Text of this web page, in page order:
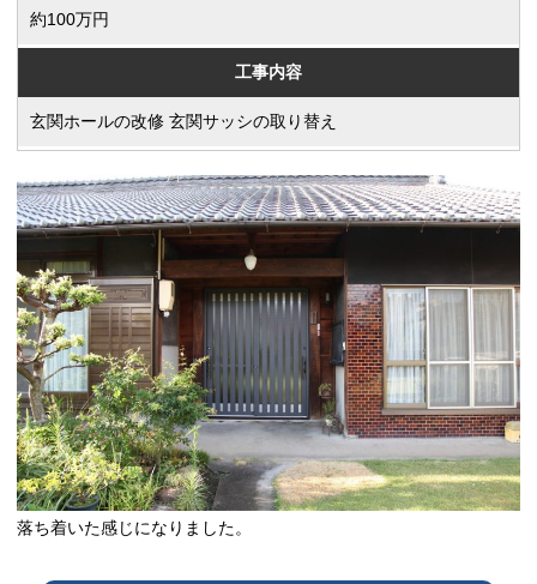
約100万円
工事内容
玄関ホールの改修 玄関サッシの取り替え
落ち着いた感じになりました。